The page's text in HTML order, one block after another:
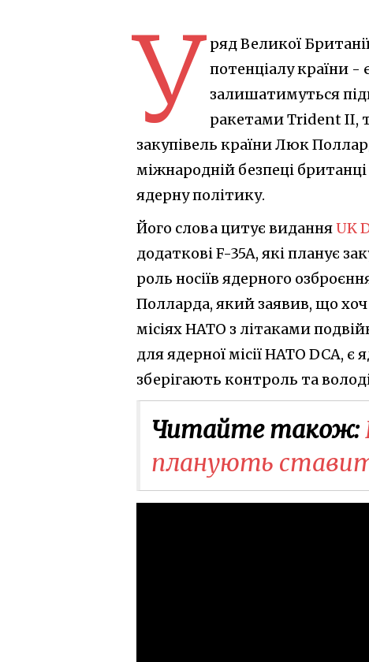
У ряд Великої
потенціалу країни
залишатимуться
ракетами Trident II,
закупівель країни Люк
міжнародній безпеці
ядерну політику.
Його слова цитує виданняUK
додаткові F-35A, які планує
роль носіїв ядерного
Полларда, який заявив, що
місіях НАТО з літаками
для ядерної місії НАТО DCA,
зберігають контроль та
Читайте також:
планують